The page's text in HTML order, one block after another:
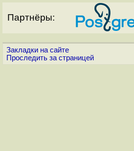
Партнёры:
Закладки на сайте
Проследить за страницей